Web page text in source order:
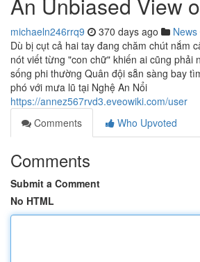
michaeln246rrq9 370 days ago News
Dù bị cụt cả hai tay đang chăm chút nắm
nót viết từng "con chữ" khiến ai cũng phải
sống phi thường Quân đội sẵn sàng bay
phó với mưa lũ tại Nghệ An Nổi
https://annez567rvd3.eveowiki.com/user
Comments
Who Upvoted
Comments
Submit a Comment
No HTML